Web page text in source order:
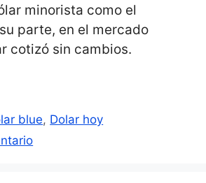
minorista como el
parte, en el mercado
cotizó sin cambios.
blue, Dolar hoy